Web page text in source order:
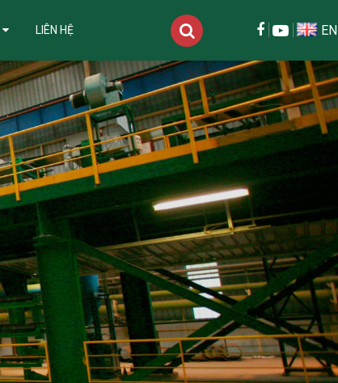
LIÊN HỆ EN